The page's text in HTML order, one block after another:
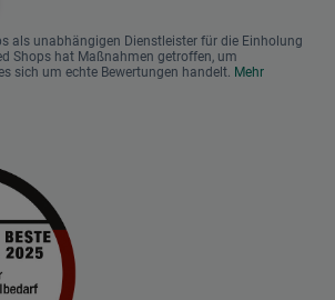
als unabhängigen Dienstleister für die Einholung
Shops hat Maßnahmen getroffen, um
sich um echte Bewertungen handelt. Mehr